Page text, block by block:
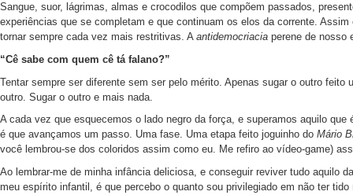
Sangue, suor, lágrimas, almas e crocodilos que compõem passados,
experiências que se completam e que continuam os elos da corrente.
tornar sempre cada vez mais restritivas. A antidemocriacia perene de nosso
“Cê sabe com quem cê tá falano?”
Tentar sempre ser diferente sem ser pelo mérito. Apenas sugar o outro feito
outro. Sugar o outro e mais nada.
A cada vez que esquecemos o lado negro da força, e superamos aquilo
é que avançamos um passo. Uma fase. Uma etapa feito joguinho do Mário
você lembrou-se dos coloridos assim como eu. Me refiro ao vídeo-game)
Ao lembrar-me de minha infância deliciosa, e conseguir reviver tudo aquilo
meu espírito infantil, é que percebo o quanto sou privilegiado em não ter